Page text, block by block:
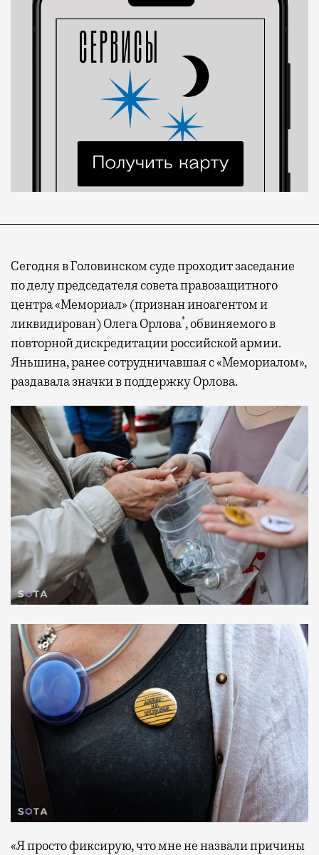
Сегодня в Головинском суде проходит заседание
по делу председателя совета правозащитного
центра «Мемориал» (признан иноагентом и
ликвидирован) Олега Орлова*, обвиняемого в
повторной дискредитации российской армии.
Яньшина, ранее сотрудничавшая с «Мемориалом»,
раздавала значки в поддержку Орлова.
«Я просто фиксирую, что мне не назвали причины